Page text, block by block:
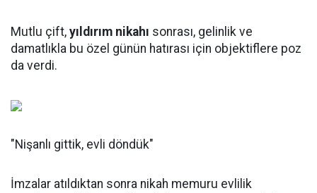
Mutlu çift, yıldırım nikahı sonrası, gelinlik ve
damatlıkla bu özel günün hatırası için objektiflere poz
da verdi.
"Nişanlı gittik, evli döndük"
İmzalar atıldıktan sonra nikah memuru evlilik